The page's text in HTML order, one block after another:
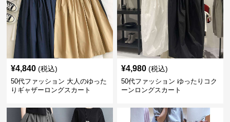
¥4,840 (税込)
50代ファッション 大人のゆった
りギャザーロングスカート
¥4,980 (税込)
50代ファッション ゆったりコク
ーンロングスカート